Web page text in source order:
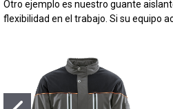
Otro ejemplo es nuestro guante
flexibilidad en el trabajo. Si su equipo